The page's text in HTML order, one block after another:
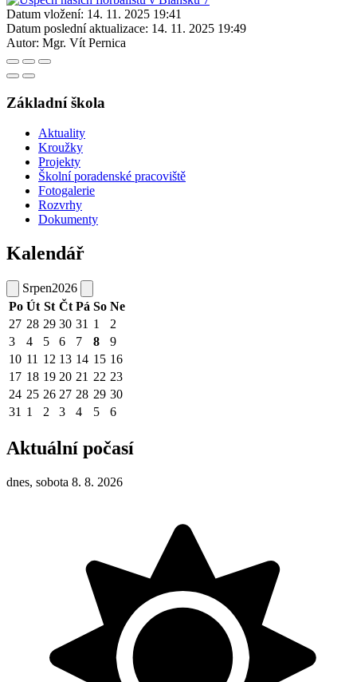
Datum vložení: 14. 11. 2025 19:41
Datum poslední aktualizace: 14. 11. 2025 19:49
Autor: Mgr. Vít Pernica
Základní škola
Aktuality
Kroužky
Projekty
Školní poradenské pracoviště
Fotogalerie
Rozvrhy
Dokumenty
Kalendář
Srpen2026
Po Út St Čt Pá So Ne
27 28 29 30 31 1
2
3
4 5 6 7 8
9
10 11 12 13 14 15 16
17 18 19 20 21 22 23
24 25 26 27 28 29 30
31 1 2 3 4 5 6
Aktuální počasí
dnes, sobota 8. 8. 2026